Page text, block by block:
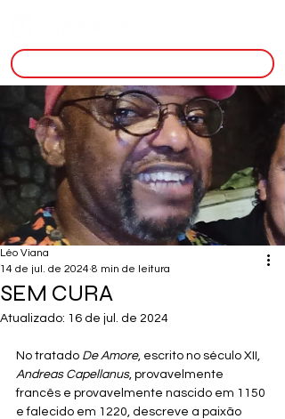
SEM CURA
Léo Viana
14 de jul. de 2024 8 min de leitura
Atualizado: 16 de jul. de 2024
No tratado De Amore, escrito no século XII,
Andreas Capellanus, provavelmente
francês e provavelmente nascido em 1150
e falecido em 1220, descreve a paixão